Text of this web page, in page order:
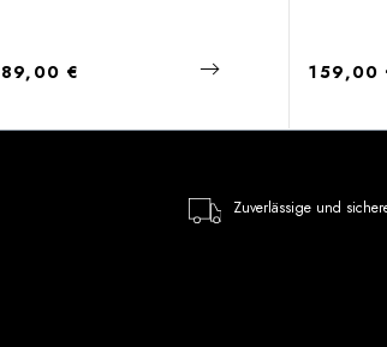
Regulärer Preis:
89,00 € 159,00
Zuverlässige und